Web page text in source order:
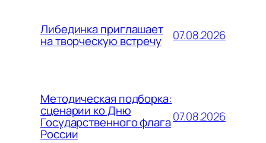
Либединка приглашает
на творческую встречу 07.08.2026
Методическая подборка:
сценарии ко Дню
Государственного флага
России
07.08.2026